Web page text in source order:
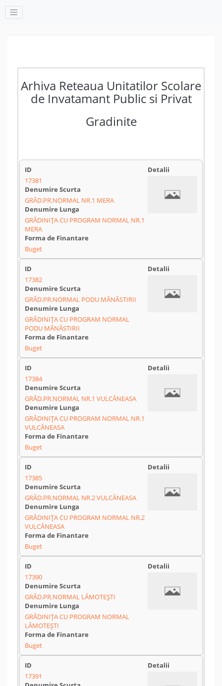
Arhiva Reteaua Unitatilor Scolare
de Invatamant Public si Privat
Gradinite
17381
GRĂD.PR.NORMAL NR.1 MERA
GRĂDINIȚA CU PROGRAM NORMAL NR.1
MERA
Buget
17382
GRĂD.PR.NORMAL PODU MĂNĂSTIRII
GRĂDINIȚA CU PROGRAM NORMAL
PODU MĂNĂSTIRII
Buget
17384
GRĂD.PR.NORMAL NR.1 VULCĂNEASA
GRĂDINIȚA CU PROGRAM NORMAL NR.1
VULCĂNEASA
Buget
17385
GRĂD.PR.NORMAL NR.2 VULCĂNEASA
GRĂDINIȚA CU PROGRAM NORMAL NR.2
VULCĂNEASA
Buget
17390
GRĂD.PR.NORMAL LĂMOTEȘTI
GRĂDINIȚA CU PROGRAM NORMAL
LĂMOTEȘTI
Buget
17391